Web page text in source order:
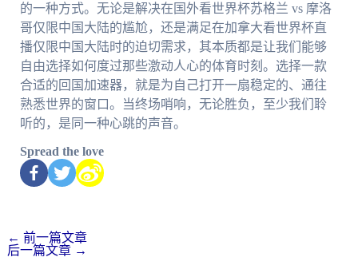
的一种方式。无论是解决在国外看世界杯苏格兰 vs 摩洛
哥仅限中国大陆的尴尬，还是满足在加拿大看世界杯直
播仅限中国大陆时的迫切需求，其本质都是让我们能够
自由选择如何度过那些激动人心的体育时刻。选择一款
合适的回国加速器，就是为自己打开一扇稳定的、通往
熟悉世界的窗口。当终场哨响，无论胜负，至少我们聆
听的，是同一种心跳的声音。
Spread the love
← 前一篇文章
后一篇文章 →